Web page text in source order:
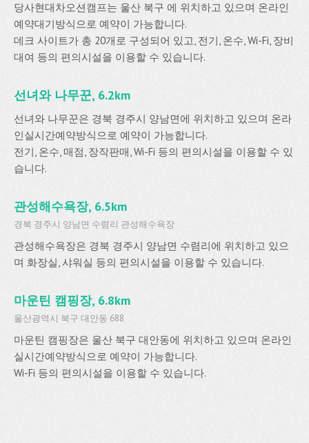
당사현대차오션캠프는 울산 북구 에 위치하고 있으며 온라인
예약대기방식으로 예약이 가능합니다.
데크 사이트가 총 20개로 구성되어 있고, 전기, 온수, Wi-Fi, 장비
대여 등의 편의시설을 이용할 수 있습니다.
선녀와 나무꾼, 6.2km
선녀와 나무꾼은 경북 경주시 양남면에 위치하고 있으며 온라
인실시간예약방식으로 예약이 가능합니다.
전기, 온수, 매점, 장작판매, Wi-Fi 등의 편의시설을 이용할 수 있
습니다.
관성해수욕장, 6.5km
경북 경주시 양남면 수렴리 관성해수욕장
관성해수욕장은 경북 경주시 양남면 수렴리에 위치하고 있으
며 화장실, 샤워실 등의 편의시설을 이용할 수 있습니다.
마운틴 캠핑장, 6.8km
울산광역시 북구 대안동 688
마운틴 캠핑장은 울산 북구 대안동에 위치하고 있으며 온라인
실시간예약방식으로 예약이 가능합니다.
Wi-Fi 등의 편의시설을 이용할 수 있습니다.